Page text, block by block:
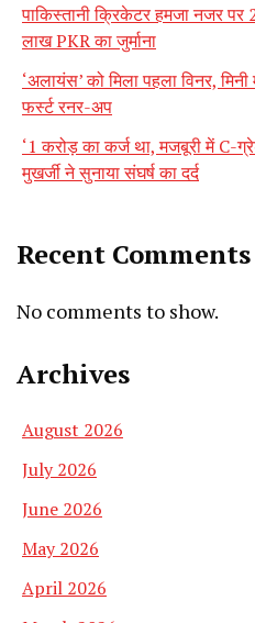
पाकिस्तानी क्रिकेटर हमजा नजर
लाख PKR का जुर्माना
‘अलायंस’ को मिला पहला विनर,
फर्स्ट रनर-अप
‘1 करोड़ का कर्ज था, मजबूरी में C-
मुखर्जी ने सुनाया संघर्ष का दर्द
Recent Comments
No comments to show.
Archives
August 2026
July 2026
June 2026
May 2026
April 2026